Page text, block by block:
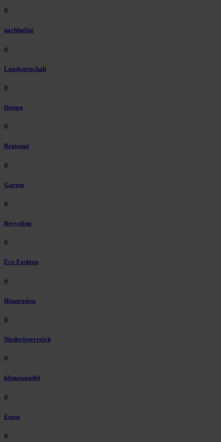
#
nachhaltig
#
Landwirtschaft
#
Design
#
Regional
#
Garten
#
Recycling
#
Eco Fashion
#
Illustration
#
Niederösterreich
#
klimawandel
#
Essen
#